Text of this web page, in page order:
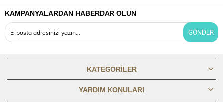
OMUZDAN
BOY
80,1 80,69 81,19 81,69 82,19 82,69 83,19
1/2
45,8 47,8 49,8 51,8 53,8 56,8 59,8 62,8
51,8 53,8 55,8 57,8 66,8
KAMPANYALARDAN HABERDAR OLUN
GÖNDER
KATEGORILER
YARDIM KONULARI